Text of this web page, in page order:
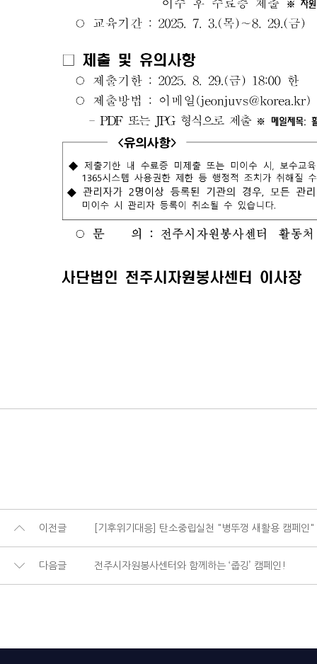
이전글 [기후위기대응] 탄소중립실천 "병뚜껑 새활용 캠페인
다음글 전주시자원봉사센터와 함께하는 ‘줍깅’ 캠페인!